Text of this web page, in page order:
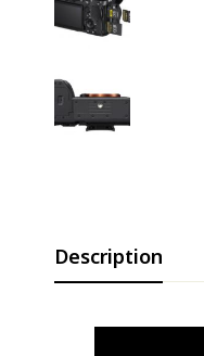
Description